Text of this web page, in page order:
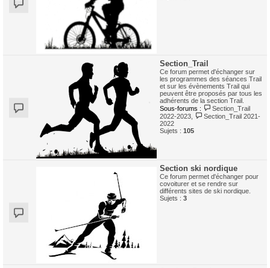
Section_Trail
Ce forum permet d'échanger sur
les programmes des séances Trail
et sur les évènements Trail qui
peuvent être proposés par tous les
adhérents de la section Trail.
Sous-forums :
Section_Trail
2022-2023
Section_Trail 2021-
2022
Sujets : 105
Section ski nordique
Ce forum permet d'échanger pour
covoiturer et se rendre sur
différents sites de ski nordique.
Sujets : 3